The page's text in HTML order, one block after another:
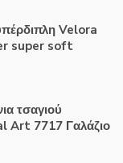
Velora
super soft
τσαγιού
Art 7717 Γαλάζιο